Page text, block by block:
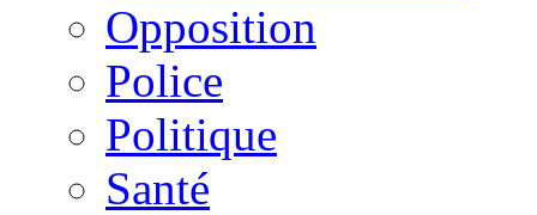
Opposition
Police
Politique
Santé